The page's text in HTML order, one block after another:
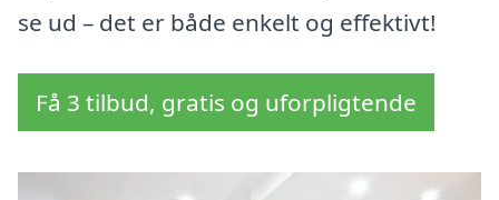
se ud – det er både enkelt og effektivt!
Få 3 tilbud, gratis og uforpligtende